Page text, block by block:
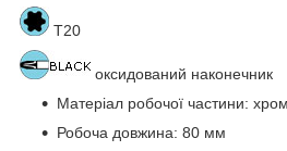
T20
оксидований наконечник
Матеріал робочої частини:
Робоча довжина: 80 мм